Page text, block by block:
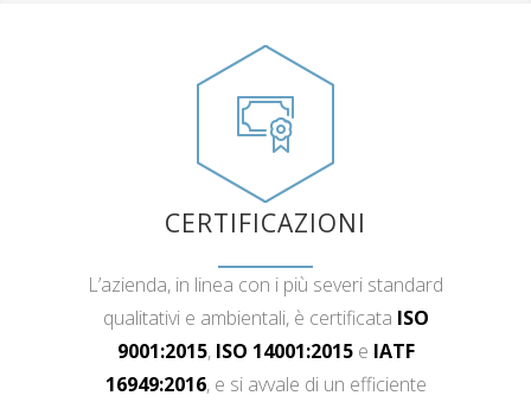
CERTIFICAZIONI
L’azienda, in linea con i più severi standard
qualitativi e ambientali, è certificata ISO
9001:2015, ISO 14001:2015e IATF
16949:2016, e si avvale di un efficiente